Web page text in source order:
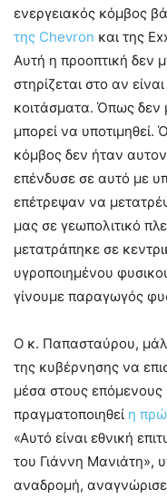
ενεργειακός κόμβος
της Chevron και της
Αυτή η προοπτική δεν
στηρίζεται στο αν
κοιτάσματα. Όπως δεν
μπορεί να υποτιμηθεί.
κόμβος δεν ήταν
επένδυσε σε αυτό με
επέτρεψαν να
μας σε γεωπολιτικό
μετατράπηκε σε
υγροποιημένου
γίνουμε παραγωγός
Ο κ. Παπασταύρου,
της κυβέρνησης να
μέσα στους επόμενους
πραγματοποιηθεί η
«Αυτό είναι εθνική
του Γιάννη Μανιάτη»,
αναδρομή,